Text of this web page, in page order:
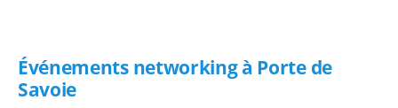
Événements networking à Porte de
Savoie